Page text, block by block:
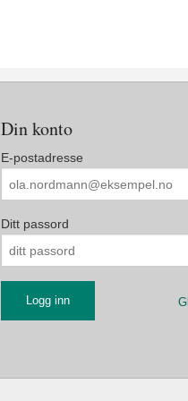
Din konto
E-postadresse
Ditt passord